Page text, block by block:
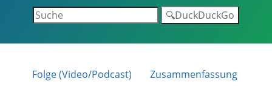
🔍DuckDuckGo
Folge (Video/Podcast)
Zusammenfassung